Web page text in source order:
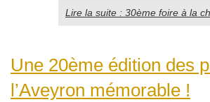
Lire la suite : 30ème foire à la
Une 20ème édition des
l’Aveyron mémorable !